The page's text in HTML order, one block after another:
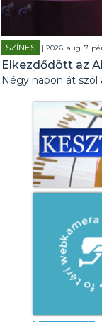
SZÍNES | 2026. aug. 7.
Elkezdődött az
Négy napon át szól